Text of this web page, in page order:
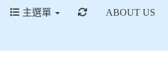
主選單 重新取得佈景設定
ABOUT US